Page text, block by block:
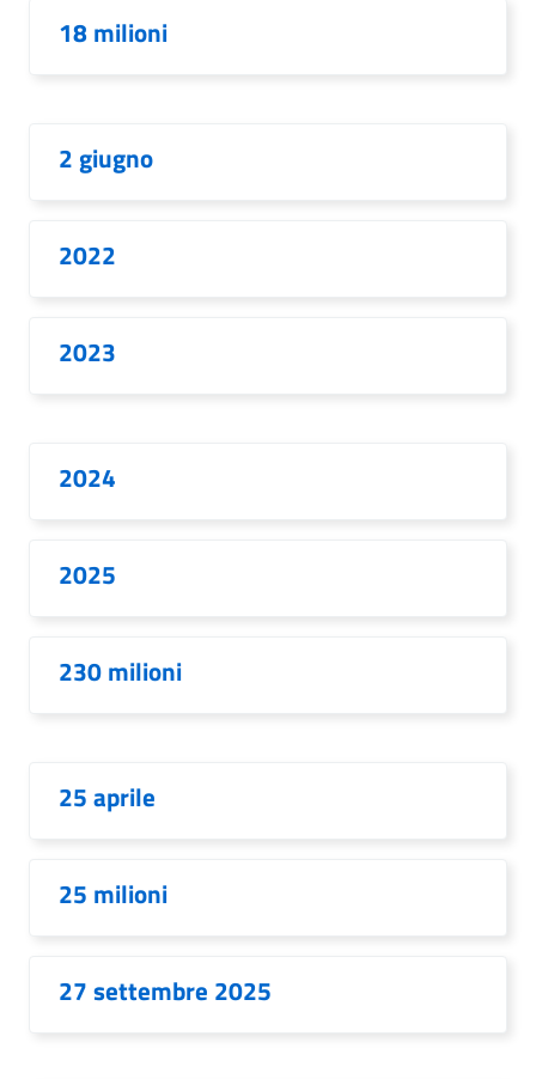
18 milioni
2 giugno
2022
2023
2024
2025
230 milioni
25 aprile
25 milioni
27 settembre 2025